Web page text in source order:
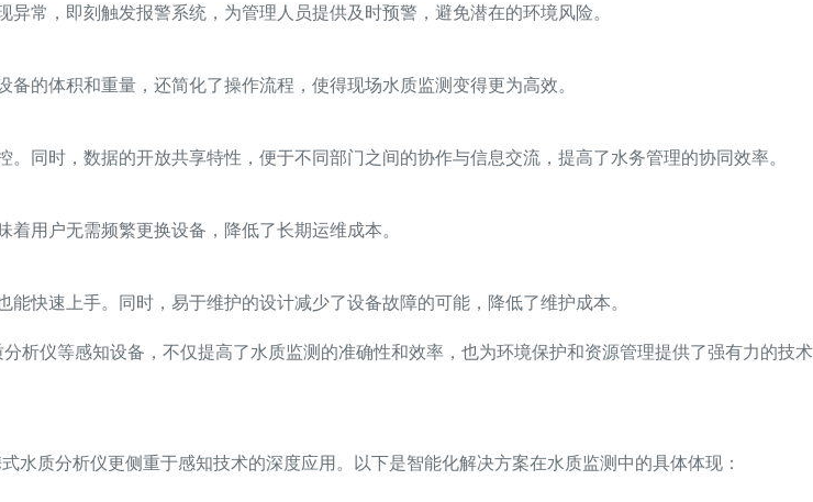
常，即刻触发报警系统，为管理人员提供及时预警，避免潜在的环境风险。
的体积和重量，还简化了操作流程，使得现场水质监测变得更为高效。
同时，数据的开放共享特性，便于不同部门之间的协作与信息交流，提高了水务管理的协同效率。
用户无需频繁更换设备，降低了长期运维成本。
快速上手。同时，易于维护的设计减少了设备故障的可能，降低了维护成本。
析仪等感知设备，不仅提高了水质监测的准确性和效率，也为环境保护和资源管理提供了强有力的技术
质分析仪更侧重于感知技术的深度应用。以下是智能化解决方案在水质监测中的具体体现：